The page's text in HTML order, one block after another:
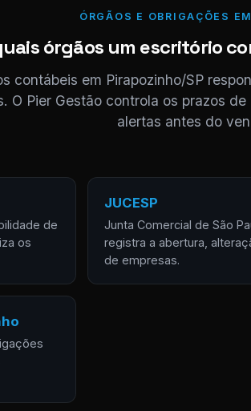
ÓRGÃOS E OBRIGAÇÕES
órgãos um escritório
contábeis em Pirapozinho/SP
O Pier Gestão controla os prazos
alertas antes do
de
os
JUCESP
Junta Comercial de São
registra a abertura,
de empresas.